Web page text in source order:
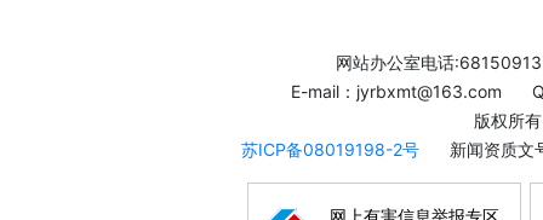
网站办公室电话:68150913
E-mail：jyrbxmt@163.com
版权所
苏ICP备08019198-2号
新闻资质
网上有害信息举报专区